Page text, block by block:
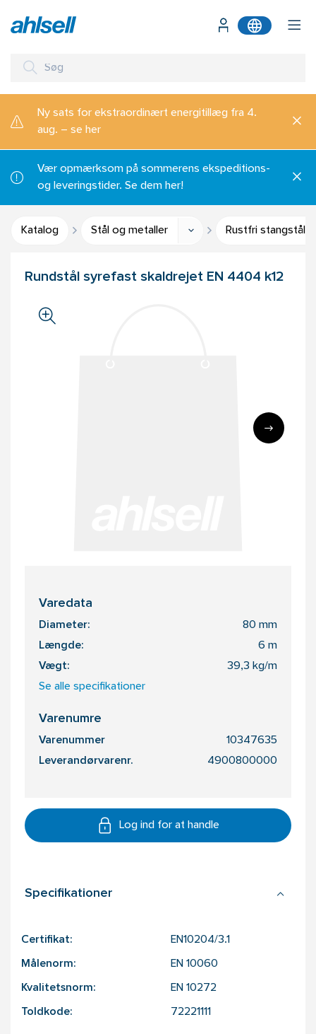
Ny sats for ekstraordinært energitillæg fra 4.
aug. – se her
Vær opmærksom på sommerens ekspeditions-
og leveringstider. Se dem her!
Katalog Stål og metaller Rustfri stangstål
Rundstål syrefast skaldrejet EN 4404 k12
Varedata
Diameter: 80 mm
Længde: 6 m
Vægt: 39,3 kg/m
Se alle specifikationer
Varenumre
Varenummer 10347635
Leverandørvarenr. 4900800000
Log ind for at handle
Specifikationer
Certifikat: EN10204/3.1
Målenorm: EN 10060
Kvalitetsnorm: EN 10272
Toldkode: 72221111